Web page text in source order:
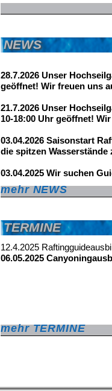
NEWS
28.7.2026 Unser
geöffnet! Wir freuen uns
21.7.2026 Unser
10-18:00 Uhr geöffnet!
03.04.2026 Saisonstart
die spitzen Wasserstände
03.04.2025 Wir suchen
mehr NEWS
TERMINE
12.4.2025
06.05.2025
mehr TERMINE